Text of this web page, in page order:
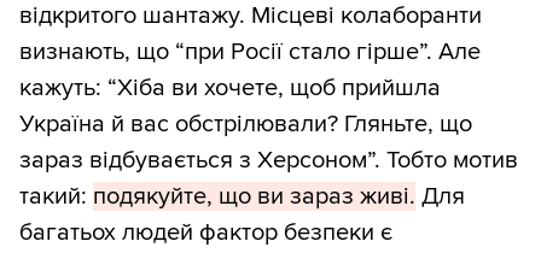
відкритого шантажу. Місцеві колаборанти
визнають, що “при Росії стало гірше”. Але
кажуть: “Хіба ви хочете, щоб прийшла
Україна й вас обстрілювали? Гляньте, що
зараз відбувається з Херсоном”. Тобто мотив
такий: подякуйте, що ви зараз живі. Для
багатьох людей фактор безпеки є